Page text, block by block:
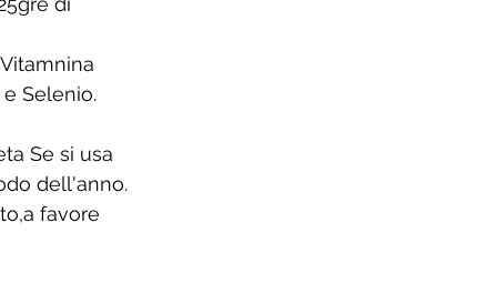
Selenio.
Se si usa
dell'anno.
favore